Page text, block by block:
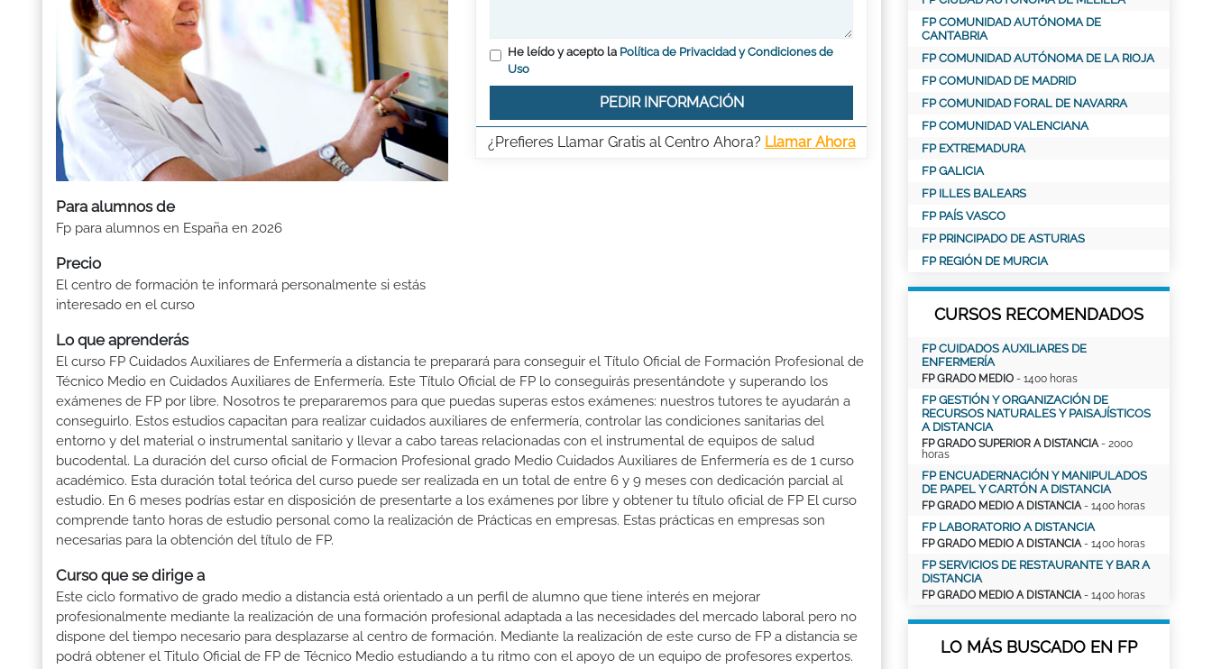
Para alumnos de
Fp para alumnos en España en 2026
Precio
El centro de formación te informará personalmente si estás
interesado en el curso
He leído y acepto la Política de Privacidad y Condiciones de
Uso
PEDIR INFORMACIÓN
¿Prefieres Llamar Gratis al Centro Ahora? Llamar Ahora
Lo que aprenderás
El curso FP Cuidados Auxiliares de Enfermería a distancia te preparará para conseguir el Título Oficial de Formación Profesional de
Técnico Medio en Cuidados Auxiliares de Enfermería. Este Título Oficial de FP lo conseguirás presentándote y superando los
exámenes de FP por libre. Nosotros te prepararemos para que puedas superas estos exámenes: nuestros tutores te ayudarán a
conseguirlo. Estos estudios capacitan para realizar cuidados auxiliares de enfermería, controlar las condiciones sanitarias del
entorno y del material o instrumental sanitario y llevar a cabo tareas relacionadas con el instrumental de equipos de salud
bucodental. La duración del curso oficial de Formacion Profesional grado Medio Cuidados Auxiliares de Enfermería es de 1 curso
académico. Esta duración total teórica del curso puede ser realizada en un total de entre 6 y 9 meses con dedicación parcial al
estudio. En 6 meses podrías estar en disposición de presentarte a los exámenes por libre y obtener tu título oficial de FP El curso
comprende tanto horas de estudio personal como la realización de Prácticas en empresas. Estas prácticas en empresas son
necesarias para la obtención del título de FP.
Curso que se dirige a
Este ciclo formativo de grado medio a distancia está orientado a un perfil de alumno que tiene interés en mejorar
profesionalmente mediante la realización de una formación profesional adaptada a las necesidades del mercado laboral pero no
dispone del tiempo necesario para desplazarse al centro de formación. Mediante la realización de este curso de FP a distancia se
podrá obtener el Titulo Oficial de FP de Técnico Medio estudiando a tu ritmo con el apoyo de un equipo de profesores expertos.
FP COMUNIDAD AUTÓNOMA DE
CANTABRIA
FP COMUNIDAD AUTÓNOMA DE LA RIOJA
FP COMUNIDAD DE MADRID
FP COMUNIDAD FORAL DE NAVARRA
FP COMUNIDAD VALENCIANA
FP EXTREMADURA
FP GALICIA
FP ILLES BALEARS
FP PAÍS VASCO
FP PRINCIPADO DE ASTURIAS
FP REGIÓN DE MURCIA
CURSOS RECOMENDADOS
FP CUIDADOS AUXILIARES DE
ENFERMERÍA
FP GRADO MEDIO - 1400 horas
FP GESTIÓN Y ORGANIZACIÓN DE
RECURSOS NATURALES Y PAISAJÍSTICOS
A DISTANCIA
FP GRADO SUPERIOR A DISTANCIA- 2000
horas
FP ENCUADERNACIÓN Y MANIPULADOS
DE PAPEL Y CARTÓN A DISTANCIA
FP GRADO MEDIO A DISTANCIA- 1400 horas
FP LABORATORIO A DISTANCIA
FP GRADO MEDIO A DISTANCIA- 1400 horas
FP SERVICIOS DE RESTAURANTE Y BAR A
DISTANCIA
FP GRADO MEDIO A DISTANCIA- 1400 horas
LO MÁS BUSCADO EN FP